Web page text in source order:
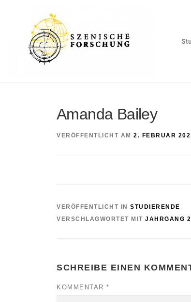
Amanda Bailey
VERÖFFENTLICHT AM 2. FEBRUAR
VERÖFFENTLICHT IN STUDIERENDE
VERSCHLAGWORTET MIT JAHRGANG
SCHREIBE EINEN
KOMMENTAR *